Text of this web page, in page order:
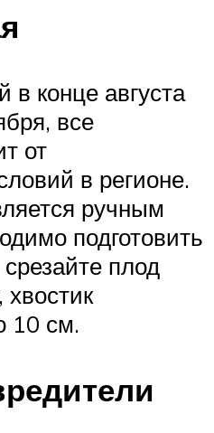
конце августа
все
от
в регионе.
ручным
подготовить
плод
10 см.